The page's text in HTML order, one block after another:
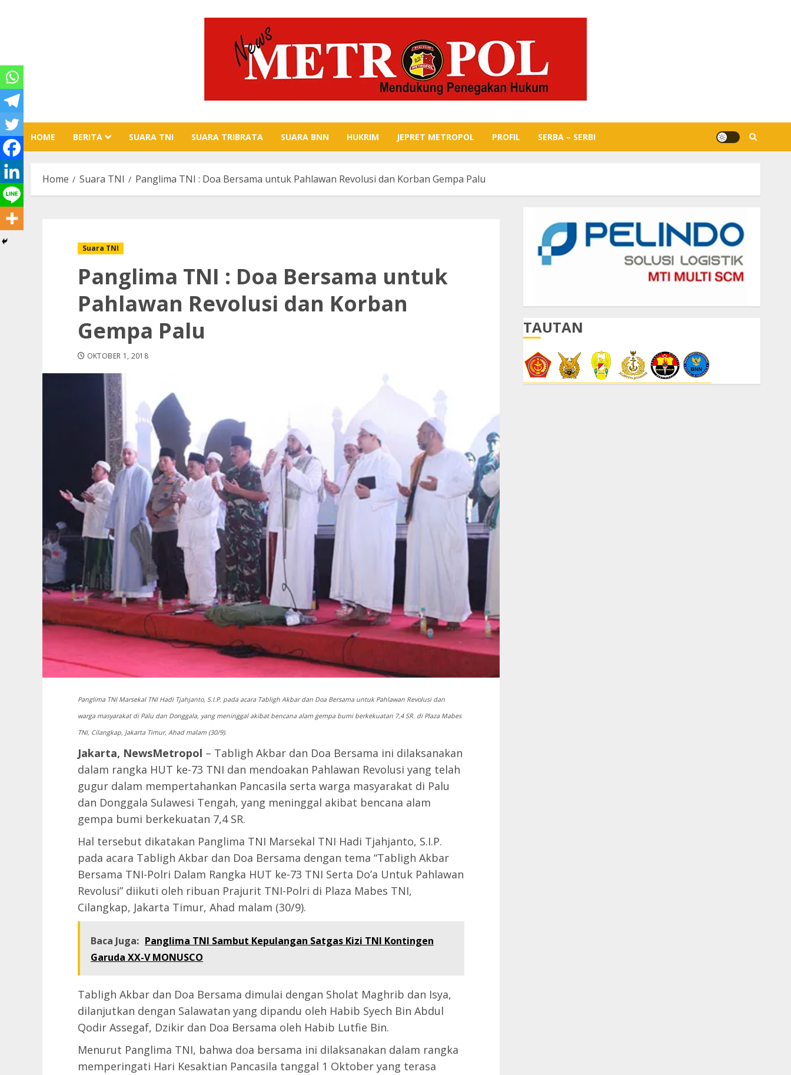
HOME BERITA SUARA TNI SUARA TRIBRATA SUARA BNN HUKRIM JEPRET METROPOL PROFIL SERBA – SERBI
Home Suara TNI Panglima TNI : Doa Bersama untuk Pahlawan Revolusi dan Korban Gempa Palu
Suara TNI
Panglima TNI : Doa Bersama untuk
Pahlawan Revolusi dan Korban
Gempa Palu
OKTOBER 1, 2018
Panglima TNI Marsekal TNI Hadi Tjahjanto, S.I.P. pada acara Tabligh Akbar dan Doa Bersama untuk Pahlawan Revolusi dan
warga masyarakat di Palu dan Donggala, yang meninggal akibat bencana alam gempa bumi berkekuatan 7,4 SR. di Plaza Mabes
TNI, Cilangkap, Jakarta Timur, Ahad malam (30/9).
Jakarta, NewsMetropol – Tabligh Akbar dan Doa Bersama ini dilaksanakan
dalam rangka HUT ke-73 TNI dan mendoakan Pahlawan Revolusi yang telah
gugur dalam mempertahankan Pancasila serta warga masyarakat di Palu
dan Donggala Sulawesi Tengah, yang meninggal akibat bencana alam
gempa bumi berkekuatan 7,4 SR.
Hal tersebut dikatakan Panglima TNI Marsekal TNI Hadi Tjahjanto, S.I.P.
pada acara Tabligh Akbar dan Doa Bersama dengan tema “Tabligh Akbar
Bersama TNI-Polri Dalam Rangka HUT ke-73 TNI Serta Do’a Untuk Pahlawan
Revolusi” diikuti oleh ribuan Prajurit TNI-Polri di Plaza Mabes TNI,
Cilangkap, Jakarta Timur, Ahad malam (30/9).
Baca Juga: Panglima TNI Sambut Kepulangan Satgas Kizi TNI Kontingen
Garuda XX-V MONUSCO
Tabligh Akbar dan Doa Bersama dimulai dengan Sholat Maghrib dan Isya,
dilanjutkan dengan Salawatan yang dipandu oleh Habib Syech Bin Abdul
Qodir Assegaf, Dzikir dan Doa Bersama oleh Habib Lutfie Bin.
Menurut Panglima TNI, bahwa doa bersama ini dilaksanakan dalam rangka
memperingati Hari Kesaktian Pancasila tanggal 1 Oktober yang terasa
TAUTAN